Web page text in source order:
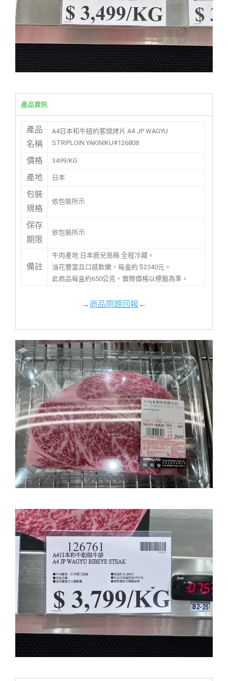
產品資訊
產品
名稱
A4日本和牛紐約客燒烤片 A4 JP WAGYU
STRIPLOIN YAKINIKU#126808
價格 3499/KG
產地 日本
包裝
規格
依包裝所示
保存
期限
依包裝所示
備註
牛肉產地:日本鹿兒島縣 全程冷藏。
油花豐富且口感軟嫩，每盒約 $2340元。
此商品每盒約650公克，實際價格以標籤為準。
→商品問題回報←